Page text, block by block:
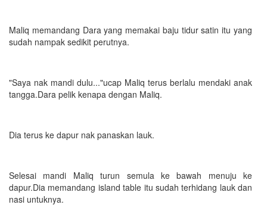
Maliq memandang Dara yang memakai baju tidur satin itu yang
sudah nampak sedikit perutnya.
"Saya nak mandi dulu..."ucap Maliq terus berlalu mendaki anak
tangga.Dara pelik kenapa dengan Maliq.
Dia terus ke dapur nak panaskan lauk.
Selesai mandi Maliq turun semula ke bawah menuju ke
dapur.Dia memandang island table itu sudah terhidang lauk dan
nasi untuknya.